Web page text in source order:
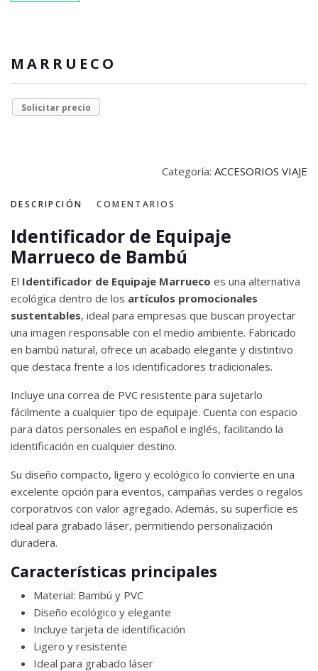
MARRUECO
Solicitar precio
Categoría: ACCESORIOS VIAJE
DESCRIPCIÓN COMENTARIOS
Identificador de Equipaje
Marrueco de Bambú
El Identificador de Equipaje Marrueco es una alternativa
ecológica dentro de los artículos promocionales
sustentables, ideal para empresas que buscan proyectar
una imagen responsable con el medio ambiente. Fabricado
en bambú natural, ofrece un acabado elegante y distintivo
que destaca frente a los identificadores tradicionales.
Incluye una correa de PVC resistente para sujetarlo
fácilmente a cualquier tipo de equipaje. Cuenta con espacio
para datos personales en español e inglés, facilitando la
identificación en cualquier destino.
Su diseño compacto, ligero y ecológico lo convierte en una
excelente opción para eventos, campañas verdes o regalos
corporativos con valor agregado. Además, su superficie es
ideal para grabado láser, permitiendo personalización
duradera.
Características principales
Material: Bambú y PVC
Diseño ecológico y elegante
Incluye tarjeta de identificación
Ligero y resistente
Ideal para grabado láser